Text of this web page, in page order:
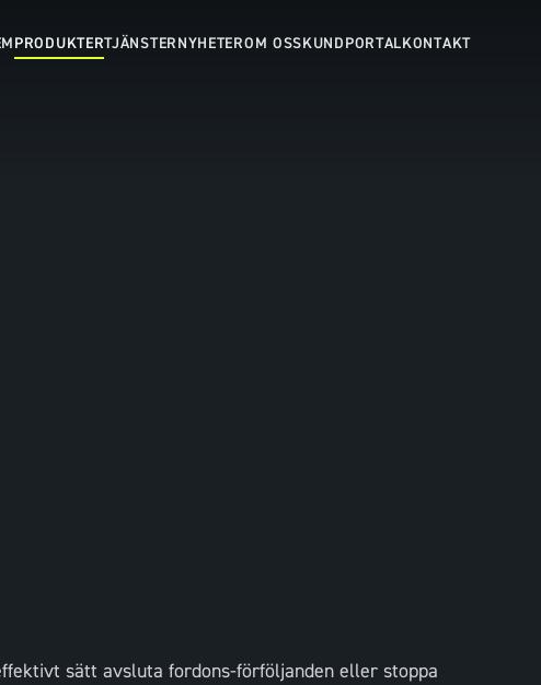
PRODUKTERTJÄNSTERNYHETEROM OSSKUNDPORTALKONTAKT
sätt avsluta fordons-förföljanden eller stoppa